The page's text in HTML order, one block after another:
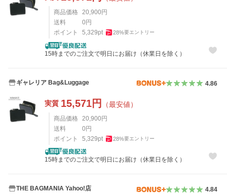
商品価格 20,900 円
送料
0 円
ポイント
5,329pt 28%要エントリー
15時までのご注文で明日にお届け（休業日を除く）
ギャレリア Bag&Luggage 4.86
実質 15,571円 （最安値）
商品価格 20,900円
送料
0円
ポイント
5,329pt 28%要エントリー
15時までのご注文で明日にお届け（休業日を除く）
THE BAGMANIA Yahoo!店 4.84